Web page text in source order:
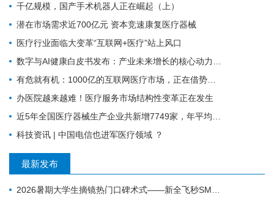
千亿规模，国产手术机器人正在崛起（上）
潜在市场需求近700亿元 资本竞速康复医疗器械
医疗行业面临大变革“互联网+医疗”站上风口
数字与AI健康白皮书发布：产业未来增长的核心动力，引领竞争格局
有危就有机：1000亿的互联网医疗市场，正在借势破局
办医院越来越难！医疗服务市场结构性变革正在发生
近5年全国医疗器械生产企业共新增7749家，年平均增长1550家
科技资讯 | 中国电信也进军医疗领域 ？
最新发布
2026暑期大学生摘镜热门口碑术式——新全飞秒SMILE pro散光增强版